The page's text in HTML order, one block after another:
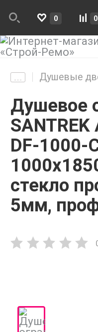
0 0
Душевые
Душевое
SANTREK
DF-1000-
стекло
5мм,